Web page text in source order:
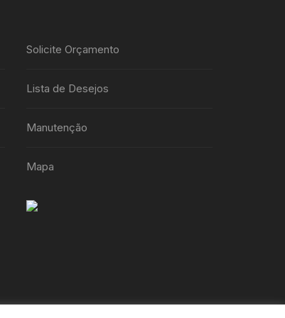
Solicite Orçamento
Lista de Desejos
Manutenção
Mapa